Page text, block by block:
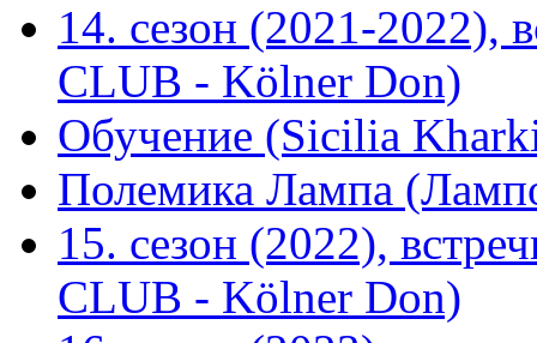
14. сезон (2021-2022),
CLUB - Kölner Don)
Обучение (Sicilia
Полемика Лампа
15. сезон (2022),
CLUB - Kölner Don)